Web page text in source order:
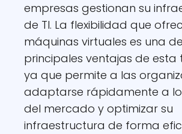
empresas gestionan su
de TI. La flexibilidad que
máquinas virtuales es una
principales ventajas de esta
ya que permite a las
adaptarse rápidamente a
del mercado y optimizar su
infraestructura de forma